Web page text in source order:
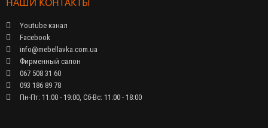
Youtube канал
Facebook
info@mebellavka.com.ua
Фирменный салон
067 508 31 60
093 186 89 78
Пн-Пт: 11:00 - 19:00, Сб-Вс: 11:00 - 18:00